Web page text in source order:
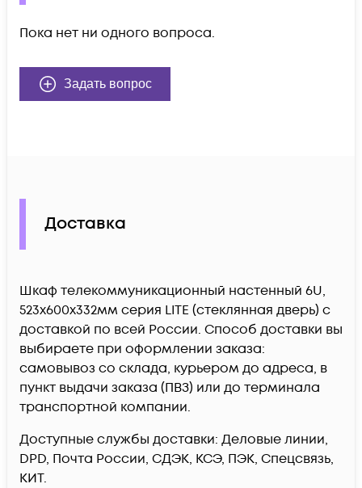
Пока нет ни одного вопроса.
Задать вопрос
Доставка
Шкаф телекоммуникационный настенный 6U,
523х600х332мм серия LITE (стеклянная дверь) c
доставкой по всей России. Способ доставки вы
выбираете при оформлении заказа:
самовывоз со склада, курьером до адреса, в
пункт выдачи заказа (ПВЗ) или до терминала
транспортной компании.
Доступные службы доставки: Деловые линии,
DPD, Почта России, СДЭК, КСЭ, ПЭК, Спецсвязь,
КИТ.